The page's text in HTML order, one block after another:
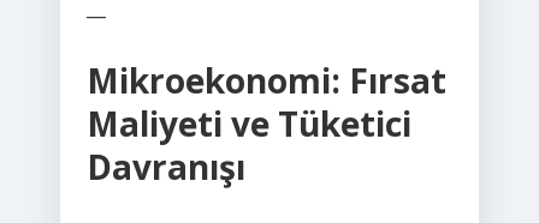
—
Mikroekonomi: Fırsat
Maliyeti ve Tüketici
Davranışı